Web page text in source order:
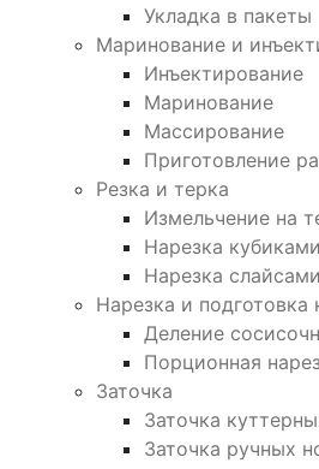
Укладка в пакеты
Маринование и
Инъектирование
Маринование
Массирование
Приготовление
Резка и терка
Измельчение на
Нарезка
Нарезка слайсами
Нарезка и подготовка
Деление
Порционная
Заточка
Заточка
Заточка ручных